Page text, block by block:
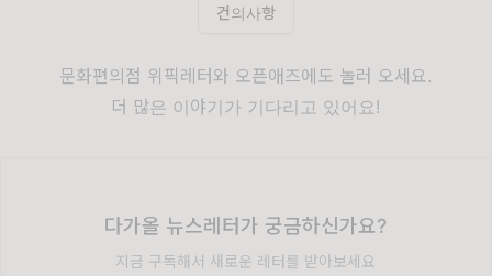
건의사항
문화편의점 위픽레터와 오픈애즈에도 놀러 오세요.
더 많은 이야기가 기다리고 있어요!
다가올 뉴스레터가 궁금하신가요?
지금 구독해서 새로운 레터를 받아보세요